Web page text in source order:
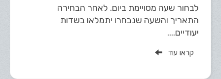
לבחור שעה מסויימת ביום. לאחר הבחירה
התאריך והשעה שנבחרו יתמלאו בשדות
יעודיים....
קראו עוד